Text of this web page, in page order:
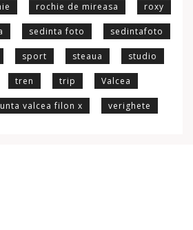
rochie de mireasa roxy
sedinta foto sedintafoto
sport steaua studio
tren trip Valcea
valcea filon x verighete